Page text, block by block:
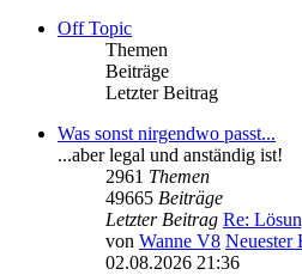
Off Topic
Themen
Beiträge
Letzter Beitrag
Was sonst nirgendwo passt...
...aber legal und anständig ist!
2961 Themen
49665 Beiträge
Letzter Beitrag Re:
von Wanne V8 Neuester
02.08.2026 21:36